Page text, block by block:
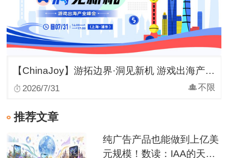
【ChinaJoy】游拓边界·洞见新机 游戏出海产业峰会
2026/7/31 不限
推荐文章
纯广告产品也能做到上亿美
元规模！数读：IAA的天花